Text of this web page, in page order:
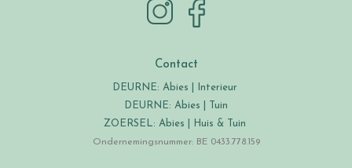
Contact
DEURNE: Abies | Interieur
DEURNE: Abies | Tuin
ZOERSEL: Abies | Huis & Tuin
Ondernemingsnummer: BE 0433.778.159